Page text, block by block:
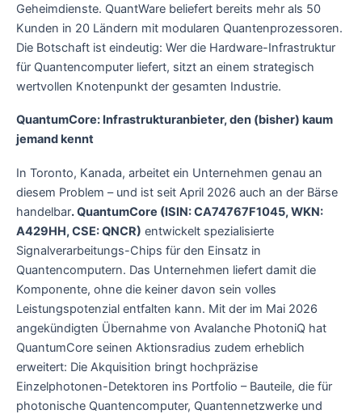
Geheimdienste. QuantWare beliefert bereits mehr als 50
Kunden in 20 Ländern mit modularen Quantenprozessoren.
Die Botschaft ist eindeutig: Wer die Hardware-Infrastruktur
für Quantencomputer liefert, sitzt an einem strategisch
wertvollen Knotenpunkt der gesamten Industrie.
QuantumCore: Infrastrukturanbieter, den (bisher) kaum
jemand kennt
In Toronto, Kanada, arbeitet ein Unternehmen genau an
diesem Problem – und ist seit April 2026 auch an der Bärse
handelbar. QuantumCore (ISIN: CA74767F1045, WKN:
A429HH, CSE: QNCR) entwickelt spezialisierte
Signalverarbeitungs-Chips für den Einsatz in
Quantencomputern. Das Unternehmen liefert damit die
Komponente, ohne die keiner davon sein volles
Leistungspotenzial entfalten kann. Mit der im Mai 2026
angekündigten Übernahme von Avalanche PhotoniQ hat
QuantumCore seinen Aktionsradius zudem erheblich
erweitert: Die Akquisition bringt hochpräzise
Einzelphotonen-Detektoren ins Portfolio – Bauteile, die für
photonische Quantencomputer, Quantennetzwerke und